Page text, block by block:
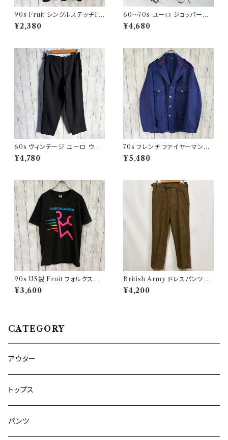
90s Fruit シングルステッチTシ
ャツ プリントT
¥2,380
60〜70s ユーロ ジョッパーズ
パンツ ウールパンツ ヴィンテー
ジ 5
¥4,680
60s ヴィンテージ ユーロ ウー
ルパンツ スラックス ビンテージ
32
¥4,780
70s フレンチ ファイヤーマンジ
ャケット ワークジャケット ヴィン
テージ
¥5,480
90s US製 Fruit フォルクスワ
ーゲン シングルステッチTシャツ
ヴィンテージTシャツ アド 企業
¥3,600
British Army ドレスパンツ イ
ギリス軍 スラックス ミリタリー
パンツ ウールパンツ2
¥4,200
CATEGORY
アウター
トップス
パンツ